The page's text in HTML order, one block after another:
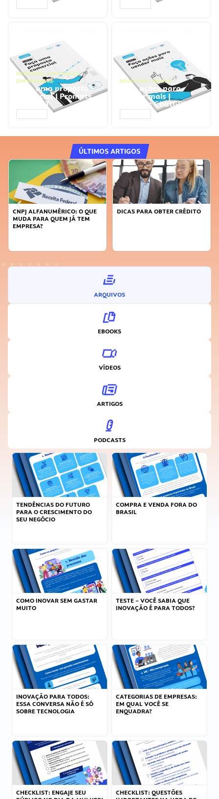
NEGÓCIOS, PROCESSOS
EMPRESARIAIS
Faça uma proposta
comercial | Prompts
ChatGPT
NEGÓCIOS, VENDAS
Faça ações para
vender mais |
Prompts ChatGPT
ÚLTIMOS ARTIGOS
DICAS PARA OBTER CRÉDITO
FAÇA A DIFERENÇA: SEJA
ARQUIVOS
EBOOKS
VÍDEOS
ARTIGOS
PODCASTS
TENDÊNCIAS DO FUTURO
PARA O CRESCIMENTO DO
SEU NEGÓCIO
COMPRA E VENDA FORA DO
BRASIL
COMO INOVAR SEM GASTAR
MUITO
TESTE – VOCÊ SABIA QUE
INOVAÇÃO É PARA TODOS?
INOVAÇÃO PARA TODOS:
ESSA CONVERSA NÃO É SÓ
SOBRE TECNOLOGIA
CATEGORIAS DE EMPRESAS:
EM QUAL VOCÊ SE
ENQUADRA?
CHECKLIST: ENGAJE SEU
CHECKLIST: QUESTÕES